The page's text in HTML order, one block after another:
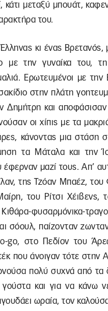
κάτι μεταξύ μπουάτ,
του.
κι ένας Βρετανός,
την γυναίκα του, τη
Ερωτευμένοι με
στην πλάτη
Δημήτρη και
οι χίπις με τα
κάνοντας μια στάση
τα Μάταλα και την
μαζί τους. Απ’
της Τζόαν Μπαέζ, του
του Ρίτσι Χέιβενς,
Κιθάρα-φυσαρμόνικα-
σόουλ, παίζονταν
go, στο Πεδίον του
που άνοιγαν τότε στην
πολύ συχνά από τα
και για να κάνω
ωραία, τον